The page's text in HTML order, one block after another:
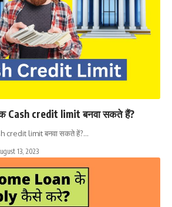
Cash credit limit बनवा सकते हैं?
credit limit बनवा सकते हें?…
13, 2023